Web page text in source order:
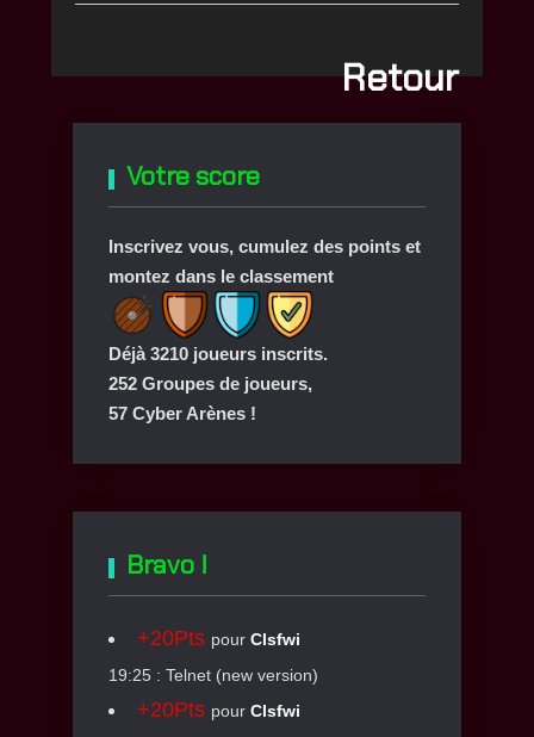
Retour
Votre score
Inscrivez vous, cumulez des points et
montez dans le classement
Déjà 3210 joueurs inscrits.
252 Groupes de joueurs,
57 Cyber Arènes !
Bravo !
+20Pts pour Clsfwi
19:25 : Telnet (new version)
+20Pts pour Clsfwi